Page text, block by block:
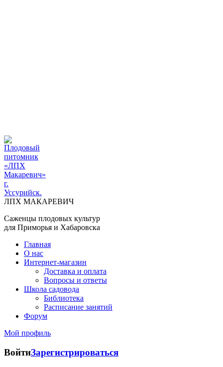
ЛПХ МАКАРЕВИЧ
Саженцы плодовых культур
для Приморья и Хабаровска
Главная
О нас
Интернет-магазин
Доставка и оплата
Вопросы и ответы
Школа садовода
Библиотека
Расписание занятий
Форум
Мой профиль
ВойтиЗарегистрироваться